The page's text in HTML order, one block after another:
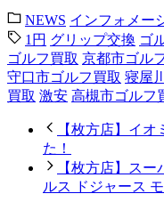
NEWS インフォメー
1円 グリップ交換 ゴ
ゴルフ買取 京都市ゴル
守口市ゴルフ買取 寝屋
買取 激安 高槻市ゴルフ
【枚方店】イオ
た！
【枚方店】ス
ルス ドジャース